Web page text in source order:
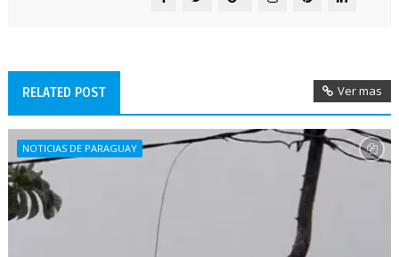
RELATED POST Ver mas
NOTICIAS DE PARAGUAY